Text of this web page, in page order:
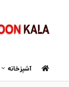
آشپزخانه